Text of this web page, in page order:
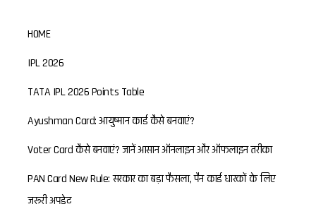
HOME
IPL 2026
TATA IPL 2026 Points Table
Ayushman Card: आयुष्मान कार्ड कैसे बनवाएं?
Voter Card कैसे बनवाएं? जानें आसान ऑनलाइन और ऑफलाइन तरीका
PAN Card New Rule: सरकार का बड़ा फैसला, पैन कार्ड धारकों के लिए
जरूरी अपडेट